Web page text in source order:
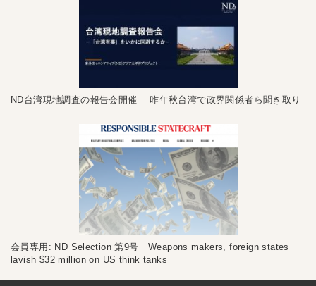
ND台湾現地調査の報告会開催 昨年秋台湾で政界関係者ら聞き取り
会員専用: ND Selection 第9号 Weapons makers, foreign states
lavish $32 million on US think tanks